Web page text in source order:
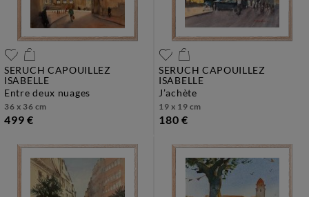
SERUCH CAPOUILLEZ
ISABELLE
entre deux nuages
36 x 36 cm
499 €
SERUCH CAPOUILLEZ
ISABELLE
j’achète
19 x 19 cm
180 €